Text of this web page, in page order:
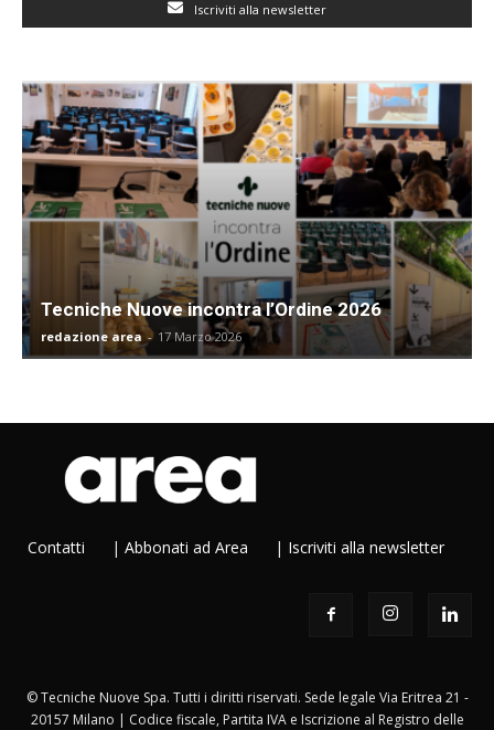
Iscriviti alla newsletter
Tecniche Nuove incontra l’Ordine 2026
redazione area - 17 Marzo 2026
Contatti | Abbonati ad Area | Iscriviti alla newsletter
© Tecniche Nuove Spa. Tutti i diritti riservati. Sede legale Via Eritrea 21 -
20157 Milano | Codice fiscale, Partita IVA e Iscrizione al Registro delle